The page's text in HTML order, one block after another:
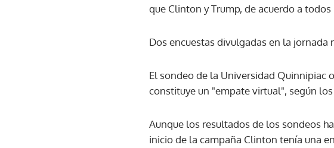
que Clinton y Trump, de acuerdo a
Dos encuestas divulgadas en la
El sondeo de la Universidad Quinnipiac
constituye un "empate virtual", según
Aunque los resultados de los sondeos
inicio de la campaña Clinton tenía una